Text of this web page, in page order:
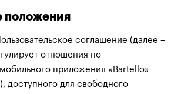
положения
соглашение (далее –
отношения по
приложения «Bartello»
доступного для свободного